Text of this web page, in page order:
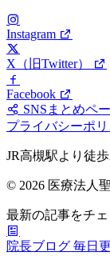
Instagram
X（旧Twitter）
Facebook
SNSまとめペ
プライバシーポ
JR高槻駅より徒
© 2026 医療法人
最新の記事をチェ
院長ブログ 毎日